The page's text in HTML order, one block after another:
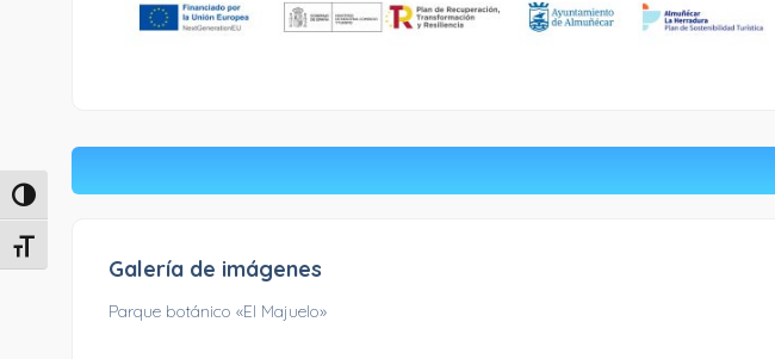
Alternar alto contraste
Alternar tamaño de letra
Galería de imágenes
Parque botánico «El Majuelo»